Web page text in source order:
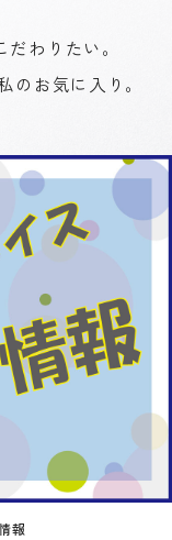
わりたい。
のお気に入り。
報